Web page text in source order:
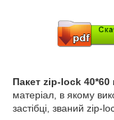
Пакет zip-lock 40*60
матеріал, в якому
застібці, званий zip-